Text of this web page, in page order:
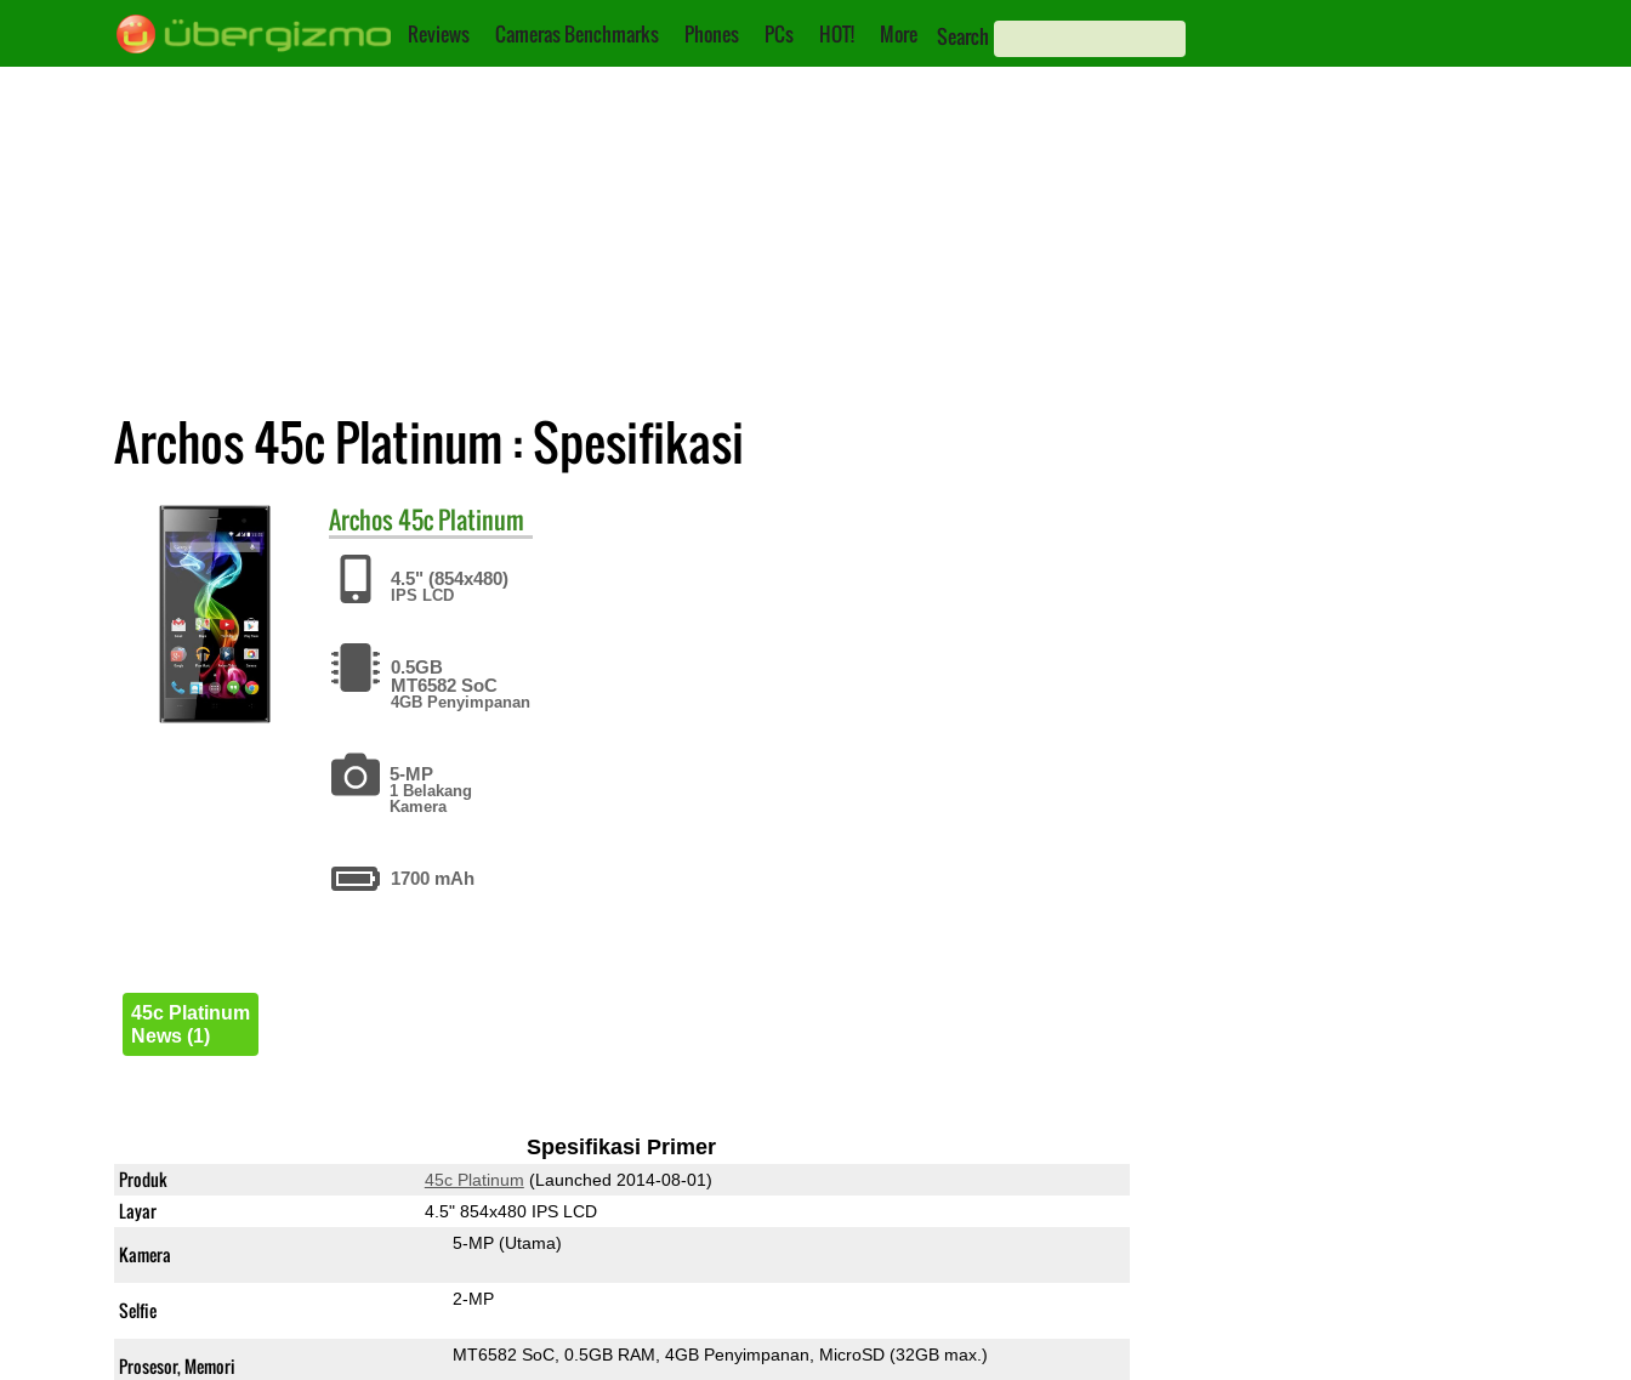
Reviews Cameras Benchmarks Phones PCs HOT! More Search
Archos 45c Platinum : Spesifikasi
Archos45c Platinum
4.5" (854x480)
IPS LCD
0.5GB
MT6582 SoC
4GB Penyimpanan
5-MP
1 Belakang
Kamera
1700 mAh
45c Platinum
News (1)
Spesifikasi Primer
Produk 45c Platinum (Launched 2014-08-01)
Layar 4.5" 854x480 IPS LCD
Kamera 5-MP (Utama)
Selfie 2-MP
Prosesor, Memori MT6582 SoC 0.5GB RAM 4GB Penyimpanan MicroSD (32GB max.)